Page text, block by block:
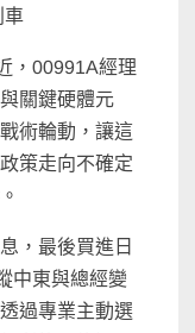
車
，00991A經理
關鍵硬體元
術輪動，讓這
策走向不確定
，最後買進日
中東與總經變
過專業主動選